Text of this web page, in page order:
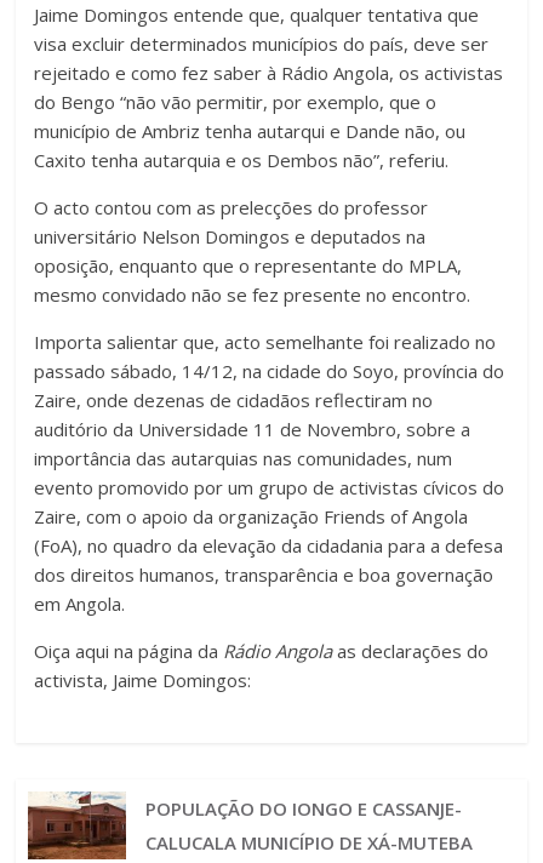
Jaime Domingos entende que, qualquer tentativa que
visa excluir determinados municípios do país, deve ser
rejeitado e como fez saber à Rádio Angola, os activistas
do Bengo “não vão permitir, por exemplo, que o
município de Ambriz tenha autarqui e Dande não, ou
Caxito tenha autarquia e os Dembos não”, referiu.
O acto contou com as prelecções do professor
universitário Nelson Domingos e deputados na
oposição, enquanto que o representante do MPLA,
mesmo convidado não se fez presente no encontro.
Importa salientar que, acto semelhante foi realizado no
passado sábado, 14/12, na cidade do Soyo, província do
Zaire, onde dezenas de cidadãos reflectiram no
auditório da Universidade 11 de Novembro, sobre a
importância das autarquias nas comunidades, num
evento promovido por um grupo de activistas cívicos do
Zaire, com o apoio da organização Friends of Angola
(FoA), no quadro da elevação da cidadania para a defesa
dos direitos humanos, transparência e boa governação
em Angola.
Oiça aqui na página da Rádio Angolaas declarações do
activista, Jaime Domingos:
POPULAÇÃO DO IONGO E CASSANJE-
CALUCALA MUNICÍPIO DE XÁ-MUTEBA